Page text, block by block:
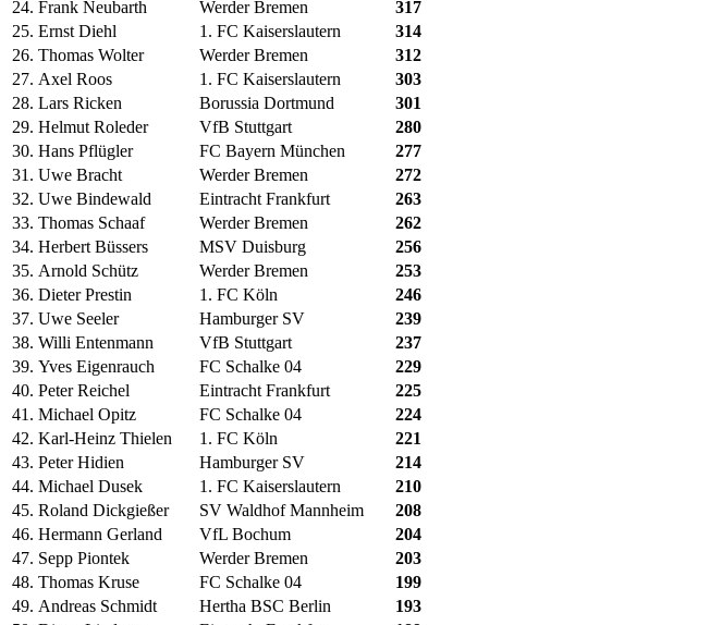
24. Frank Neubarth Werder Bremen
317
25. Ernst Diehl 1. FC Kaiserslautern
314
26. Thomas Wolter Werder Bremen
312
27. Axel Roos 1. FC Kaiserslautern
303
28. Lars Ricken Borussia Dortmund
301
29. Helmut Roleder VfB Stuttgart
280
30. Hans Pflügler FC Bayern München
277
31. Uwe Bracht Werder Bremen
272
32. Uwe Bindewald Eintracht Frankfurt
263
33. Thomas Schaaf Werder Bremen
262
34. Herbert Büssers MSV Duisburg
256
35. Arnold Schütz Werder Bremen
253
36. Dieter Prestin 1. FC Köln
246
37. Uwe Seeler Hamburger SV
239
38. Willi Entenmann VfB Stuttgart
237
39. Yves Eigenrauch FC Schalke 04
229
40. Peter Reichel Eintracht Frankfurt
225
41. Michael Opitz FC Schalke 04
224
42. Karl-Heinz Thielen 1. FC Köln
221
43. Peter Hidien Hamburger SV
214
44. Michael Dusek 1. FC Kaiserslautern
210
45. Roland Dickgießer SV Waldhof Mannheim
208
46. Hermann Gerland VfL Bochum
204
47. Sepp Piontek Werder Bremen
203
48. Thomas Kruse FC Schalke 04
199
49. Andreas Schmidt Hertha BSC Berlin
193